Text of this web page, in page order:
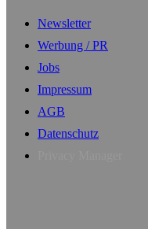
Newsletter
Werbung / PR
Jobs
Impressum
AGB
Datenschutz